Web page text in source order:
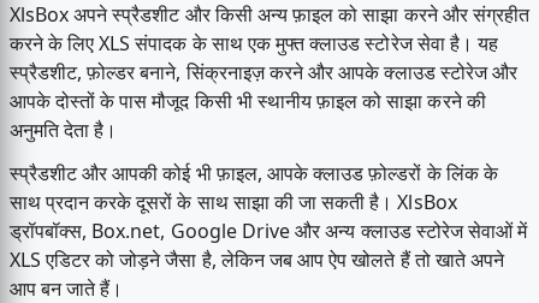
XlsBox अपने स्प्रैडशीट और किसी अन्य फ़ाइल को साझा करने और संग्रहीत
करने के लिए XLS संपादक के साथ एक मुफ्त क्लाउड स्टोरेज सेवा है। यह
स्प्रैडशीट, फ़ोल्डर बनाने, सिंक्रनाइज़ करने और आपके क्लाउड स्टोरेज और
आपके दोस्तों के पास मौजूद किसी भी स्थानीय फ़ाइल को साझा करने की
अनुमति देता है।
स्प्रैडशीट और आपकी कोई भी फ़ाइल, आपके क्लाउड फ़ोल्डरों के लिंक के
साथ प्रदान करके दूसरों के साथ साझा की जा सकती है। XlsBox
ड्रॉपबॉक्स, Box.net, Google Drive और अन्य क्लाउड स्टोरेज सेवाओं में
XLS एडिटर को जोड़ने जैसा है, लेकिन जब आप ऐप खोलते हैं तो खाते अपने
आप बन जाते हैं।